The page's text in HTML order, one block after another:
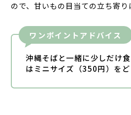
ので、甘いもの目当ての立ち寄り
ワンポイントアドバイス
沖縄そばと一緒に少しだけ
はミニサイズ（350円）をど